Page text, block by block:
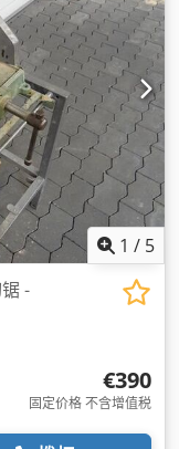
1 / 5
-
€390
固定价格 不含增值税